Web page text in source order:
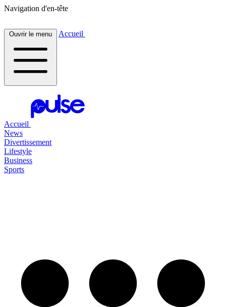
Navigation d'en-tête
Ouvrir le menu Accueil
Accueil
News
Divertissement
Lifestyle
Business
Sports